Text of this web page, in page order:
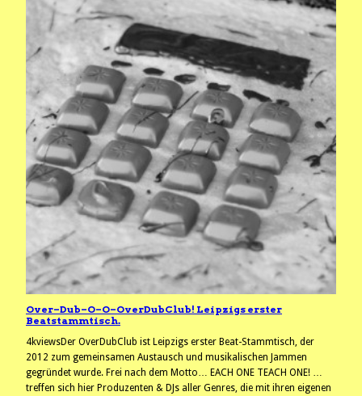
Over–Dub–O–O–OverDubClub! Leipzigs erster
Beatstammtisch.
4kviewsDer OverDubClub ist Leipzigs erster Beat-Stammtisch, der
2012 zum gemeinsamen Austausch und musikalischen Jammen
gegründet wurde. Frei nach dem Motto… EACH ONE TEACH ONE! …
treffen sich hier Produzenten & DJs aller Genres, die mit ihren eigenen